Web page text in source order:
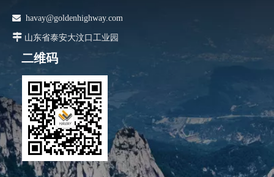
 havay@goldenhighway.com
 山东省泰安大汶口工业园
二维码